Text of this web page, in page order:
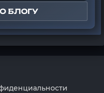
БЛОГУ